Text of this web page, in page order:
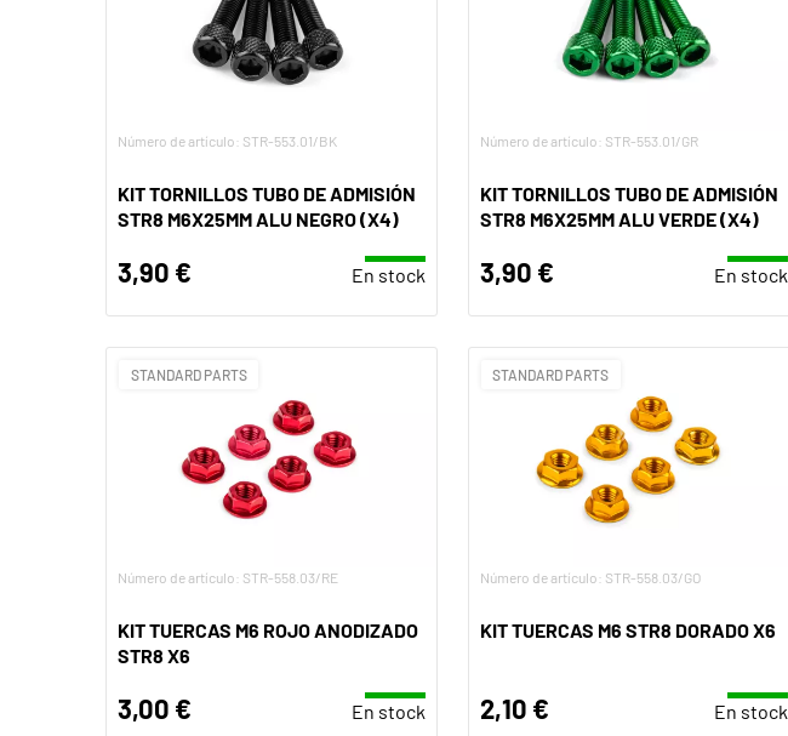
Número de artículo: STR-553.01/BK
KIT TORNILLOS TUBO DE ADMISIÓN
STR8 M6X25MM ALU NEGRO (X4)
3,90 € En stock
Número de artículo: STR-553.01/GR
KIT TORNILLOS TUBO DE ADMISIÓN
STR8 M6X25MM ALU VERDE (X4)
3,90 € En stock
STANDARD PARTS
Número de artículo: STR-558.03/RE
KIT TUERCAS M6 ROJO ANODIZADO
STR8 X6
3,00 € En stock
STANDARD PARTS
Número de artículo: STR-558.03/GO
KIT TUERCAS M6 STR8 DORADO X6
2,10 € En stock